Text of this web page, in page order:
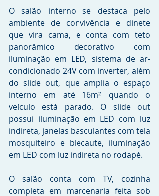
O salão interno se destaca pelo
ambiente de convivência e dinete
que vira cama, e conta com teto
panorâmico decorativo com
iluminação em LED, sistema de ar-
condicionado 24V com inverter, além
do slide out, que amplia o espaço
interno em até 16m² quando o
veículo está parado. O slide out
possui iluminação em LED com luz
indireta, janelas basculantes com tela
mosquiteiro e blecaute, iluminação
em LED com luz indireta no rodapé.
O salão conta com TV, cozinha
completa em marcenaria feita sob